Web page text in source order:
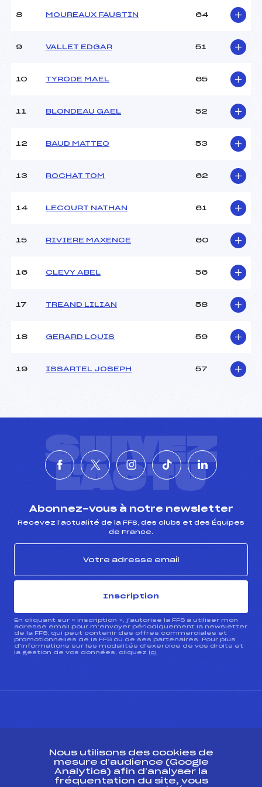
8 MOUREAUX FAUSTIN 64
9 VALLET EDGAR 51
10 TYRODE MAEL 65
11 BLONDEAU GAEL 52
12 BAUD MATTEO 53
13 ROCHAT TOM 62
14 LECOURT NATHAN 61
15 RIVIERE MAXENCE 60
16 CLEVY ABEL 56
17 TREAND LILIAN 58
18 GERARD LOUIS 59
19 ISSARTEL JOSEPH 57
SUIVEZ
L'ACTU
Abonnez-vous à notre newsletter
Recevez l’actualité de la FFS, des clubs et des Équipes
de France.
Inscription
En cliquant sur « inscription », j’autorise la FFS à utiliser mon
adresse email pour m’envoyer périodiquement la newsletter
de la FFS, qui peut contenir des offres commerciales et
promotionnelles de la FFS ou de ses partenaires. Pour plus
d’informations sur les modalités d’exercice de vos droits et
la gestion de vos données, cliquez ici
Ressources
Nous utilisons des cookies de
mesure d’audience (Google
Analytics) afin d’analyser la
fréquentation du site, vous